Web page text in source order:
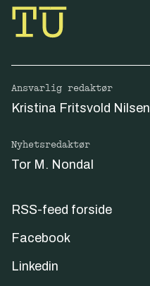
Ansvarlig redaktør
Kristina Fritsvold Nilsen
Nyhetsredaktør
Tor M. Nondal
RSS-feed forside
Facebook
Linkedin